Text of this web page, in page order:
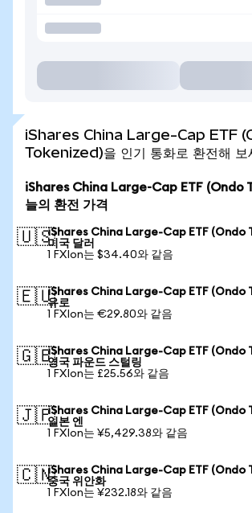
iShares China Large-Cap ETF
Tokenized)을 인기 통화로 환전해 보
iShares China Large-Cap ETF (Ondo
늘의 환전 가격
🇺🇸iShares China Large-Cap ETF (Ondo
미국 달러
1 FXIon는 $34.40와 같음
🇪🇺iShares China Large-Cap ETF (Ondo
유로
1 FXIon는 €29.80와 같음
🇬🇧iShares China Large-Cap ETF (Ondo
영국 파운드 스털링
1 FXIon는 £25.56와 같음
🇯🇵iShares China Large-Cap ETF (Ondo
일본 엔
1 FXIon는 ¥5,429.38와 같음
🇨🇳iShares China Large-Cap ETF (Ondo
중국 위안화
1 FXIon는 ¥232.18와 같음